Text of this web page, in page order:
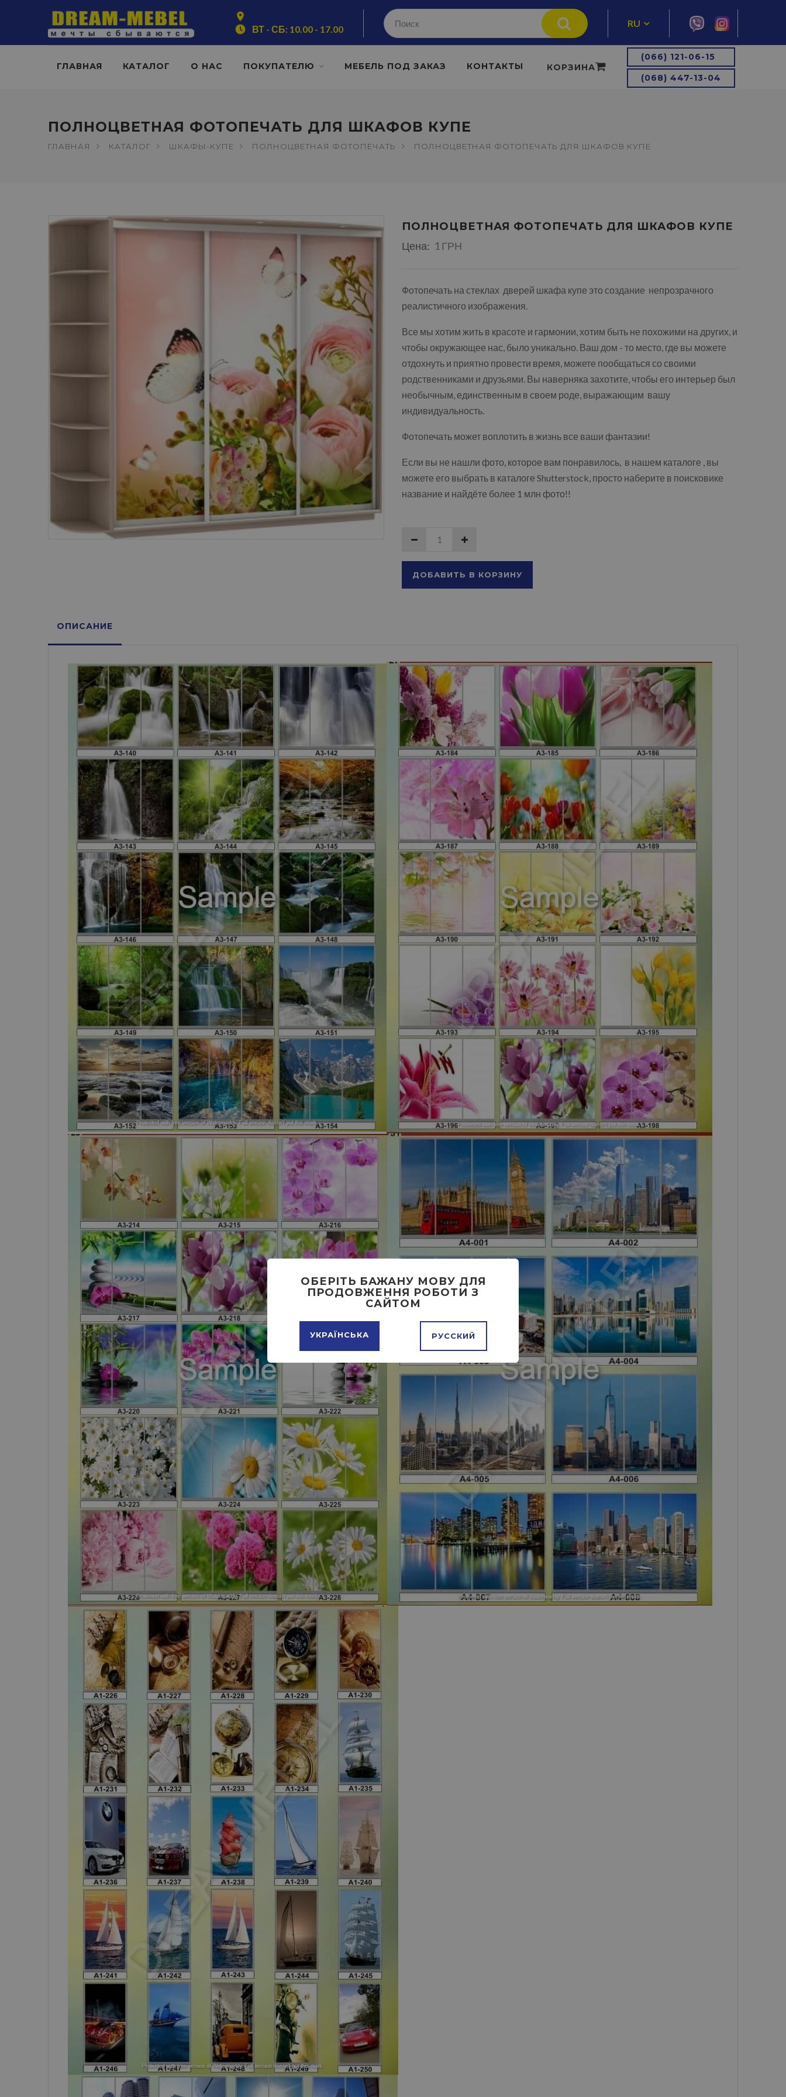
ВТ - СБ: 10.00 - 17.00
RU
ГЛАВНАЯ КАТАЛОГ О НАС ПОКУПАТЕЛЮ МЕБЕЛЬ ПОД ЗАКАЗ КОНТАКТЫ
(066) 121-06-15
(068) 447-13-04
КОРЗИНА
ПОЛНОЦВЕТНАЯ ФОТОПЕЧАТЬ ДЛЯ ШКАФОВ КУПЕ
ГЛАВНАЯ КАТАЛОГ ШКАФЫ-КУПЕ ПОЛНОЦВЕТНАЯ ФОТОПЕЧАТЬ ПОЛНОЦВЕТНАЯ ФОТОПЕЧАТЬ ДЛЯ ШКАФОВ КУПЕ
ПОЛНОЦВЕТНАЯ ФОТОПЕЧАТЬ ДЛЯ ШКАФОВ КУПЕ
Цена: 1 ГРН
Фотопечать на стеклах дверей шкафа купе это создание непрозрачного
реалистичного изображения.
Все мы хотим жить в красоте и гармонии, хотим быть не похожими на других, и
чтобы окружающее нас, было уникально. Ваш дом - то место, где вы можете
отдохнуть и приятно провести время, можете пообщаться со своими
родственниками и друзьями. Вы наверняка захотите, чтобы его интерьер был
необычным, единственным в своем роде, выражающим вашу
индивидуальность.
Фотопечать может воплотить в жизнь все ваши фантазии!
Если вы не нашли фото, которое вам понравилось, в нашем каталоге , вы
можете его выбрать в каталоге Shutterstock, просто наберите в поисковике
название и найдёте более 1 млн фото!!
ДОБАВИТЬ В КОРЗИНУ
ОПИСАНИЕ
ОБЕРІТЬ БАЖАНУ МОВУ ДЛЯ
ПРОДОВЖЕННЯ РОБОТИ З
САЙТОМ
УКРАЇНСЬКА РУССКИЙ